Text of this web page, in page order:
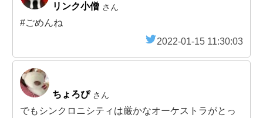
リンク小僧 さん
#ごめんね
2022-01-15 11:30:03
ちょろぴ さん
でもシンクロニシティは厳かなオーケストラがとっ